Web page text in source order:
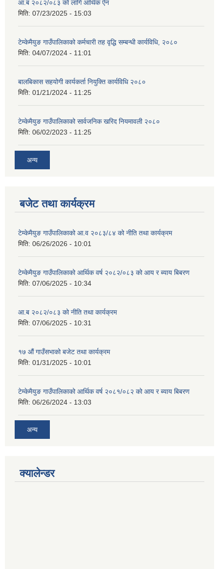
आ.ब २०८२/०८३ को लागि आर्थिक ऐन
मिति: 07/23/2025 - 15:03
टेम्केमैयुङ गाउँपालिकाको कर्मचारी तह वृद्धि सम्बन्धी कार्यविधि, २०८०
मिति: 04/07/2024 - 11:01
बालबिकास सहयोगी कार्यकर्ता नियुक्ति कार्यविधि २०८०
मिति: 01/21/2024 - 11:25
टेम्केमैयुङ गाउँपालिकाको सार्वजनिक खरिद नियमावली २०८०
मिति: 06/02/2023 - 11:25
अन्य
बजेट तथा कार्यक्रम
टेम्केमैयुङ गाउँपालिकाको आ.व २०८३/८४ को नीति तथा कार्यक्रम
मिति: 06/26/2026 - 10:01
टेम्केमैयुङ गाउँपालिकाको आर्थिक वर्ष २०८२/०८३ को आय र ब्याय बिबरण
मिति: 07/06/2025 - 10:34
आ.ब २०८२/०८३ को नीति तथा कार्यक्रम
मिति: 07/06/2025 - 10:31
१७ औं गाउँसभाको बजेट तथा कार्यक्रम
मिति: 01/31/2025 - 10:01
टेम्केमैयुङ गाउँपालिकाको आर्थिक वर्ष २०८१/०८२ को आय र ब्याय बिबरण
मिति: 06/26/2024 - 13:03
अन्य
क्यालेन्डर